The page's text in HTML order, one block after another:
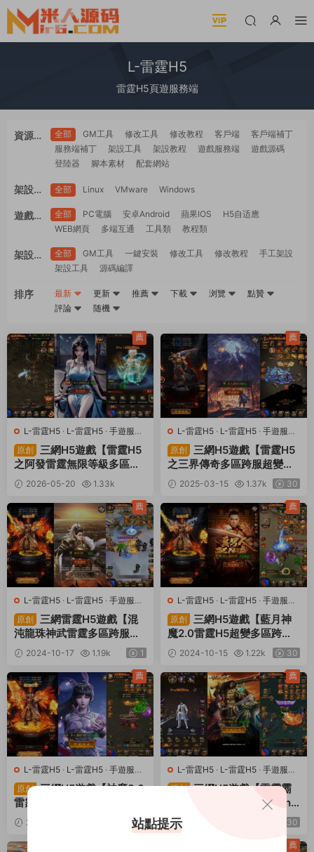
L-雷霆H5
雷霆H5頁遊服務端
資源類
全部 GM工具 修改工具 修改教程 客戶端
客戶端補丁
服務端補丁
架設工具 架設教程 遊戲服務端
遊戲源碼
登陸器
腳本素材 配套網站
架設系
全部 Linux VMware Windows
遊戲平
全部 PC電腦 安卓Android 蘋果IOS
H5自适應
WEB網頁
多端互通 工具類 教程類
架設難
全部 GM工具 一鍵安裝 修改工具 修改教程
手工架設
架設工具
源碼編譯
排序 最新 更新 推薦 下載 浏覽
點贊
評論
随機
L-雷霆H5 · L-雷霆H5 · 手遊服務
端· 頁遊服務端
原創
三網H5遊戲【雷霆H5
之阿發雷霆無限等級多區跨
服超變版】Linux手工服務端
+管理後台+GM分級授權後
台+簡易安卓客戶端+視頻架
設教程
2026-05-20
1.33k
薦
L-雷霆H5 · L-雷霆H5 · 手遊服務
端· 頁遊服務端
原創
三網H5遊戲【雷霆H5
之三界傳奇多區跨服超變
版】Linux手工服務端+管理
後台+GM分級授權後台+簡
易安卓客戶端+視頻架設教
程
2025-03-15 1.37k 30
薦
L-雷霆H5 · L-雷霆H5 · 手遊服務
端· 頁遊服務端
原創
三網雷霆H5遊戲【混
沌龍珠神武雷霆多區跨服】L
inux手工服務端+多區+跨服
+GM授權後台+視頻架設教
程
2024-10-17 1.19k 1
薦
L-雷霆H5 · L-雷霆H5 · 手遊服務
端· 頁遊服務端
原創
三網H5遊戲【藍月神
魔2.0雷霆H5超變多區跨服
多功能版】Linux手工服務端
+多區跨服+管理後台+GM
多功能授權後台+視頻架設
教程
2024-10-15 1.22k 30
薦
L-雷霆H5 · L-雷霆H5 · 手遊服務
端· 頁遊服務端
原創 三網H5遊戲【神魔3.0
雷霆H5超變多區跨服版】Li
nux手工服務端+多區跨服
+管理後台+GM分級授權後
台+視頻架設教程
2024-09-03
30
薦
L-雷霆H5 · L-雷霆H5 · 手遊服務
端· 頁遊服務端
原創 三網H5遊戲【雷霆霸
主H5征戰四方跨服版】Linu
x手工服務端+GM後台+視頻
架設教程
2024-08-08 30
薦
薦
站點提示